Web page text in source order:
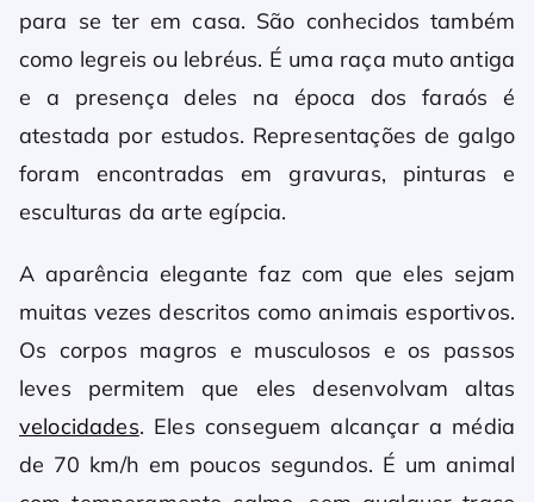
para se ter em casa. São conhecidos também
como legreis ou lebréus. É uma raça muto antiga
e a presença deles na época dos faraós é
atestada por estudos. Representações de galgo
foram encontradas em gravuras, pinturas e
esculturas da arte egípcia.
A aparência elegante faz com que eles sejam
muitas vezes descritos como animais esportivos.
Os corpos magros e musculosos e os passos
leves permitem que eles desenvolvam altas
velocidades. Eles conseguem alcançar a média
de 70 km/h em poucos segundos. É um animal